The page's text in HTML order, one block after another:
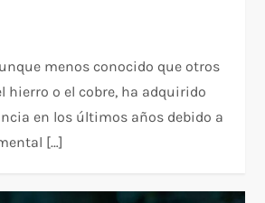
menos conocido que otros
hierro o el cobre, ha adquirido
en los últimos años debido a
[…]